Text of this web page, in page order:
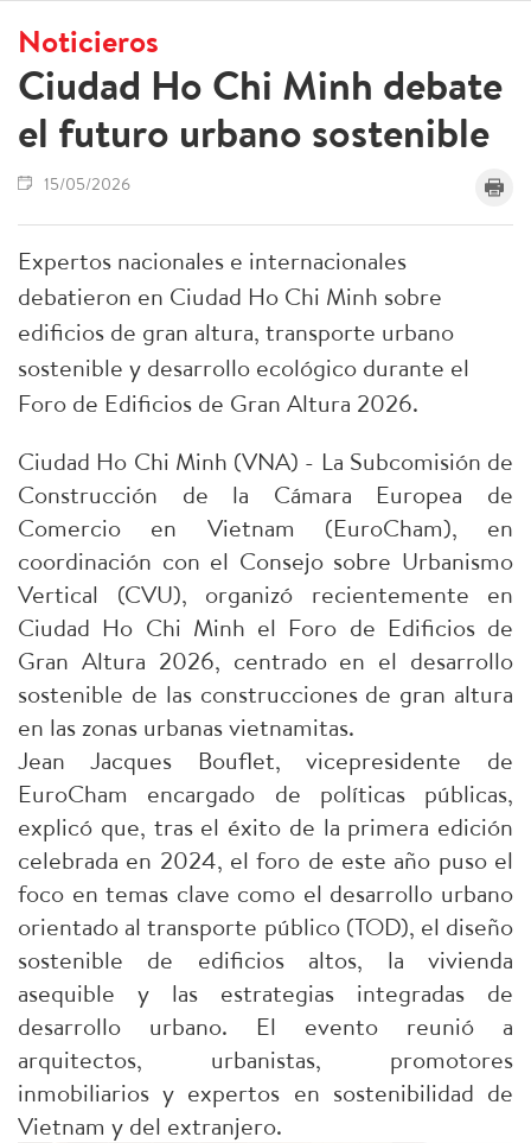
Noticieros
Ciudad Ho Chi Minh debate
el futuro urbano sostenible
15/05/2026
Expertos nacionales e internacionales
debatieron en Ciudad Ho Chi Minh sobre
edificios de gran altura, transporte urbano
sostenible y desarrollo ecológico durante el
Foro de Edificios de Gran Altura 2026.
Ciudad Ho Chi Minh (VNA) - La Subcomisión de
Construcción de la Cámara Europea de
Comercio en Vietnam (EuroCham), en
coordinación con el Consejo sobre Urbanismo
Vertical (CVU), organizó recientemente en
Ciudad Ho Chi Minh el Foro de Edificios de
Gran Altura 2026, centrado en el desarrollo
sostenible de las construcciones de gran altura
en las zonas urbanas vietnamitas.
Jean Jacques Bouflet, vicepresidente de
EuroCham encargado de políticas públicas,
explicó que, tras el éxito de la primera edición
celebrada en 2024, el foro de este año puso el
foco en temas clave como el desarrollo urbano
orientado al transporte público (TOD), el diseño
sostenible de edificios altos, la vivienda
asequible y las estrategias integradas de
desarrollo urbano. El evento reunió a
arquitectos, urbanistas, promotores
inmobiliarios y expertos en sostenibilidad de
Vietnam y del extranjero.